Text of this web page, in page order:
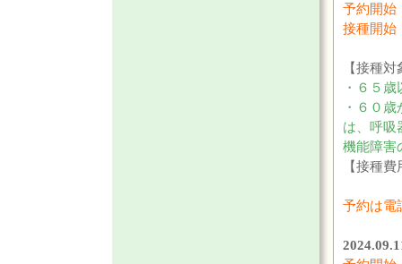
予約開
接種開
【接種
・６５
・６０
は、呼吸
機能障害
【接種
予約は電